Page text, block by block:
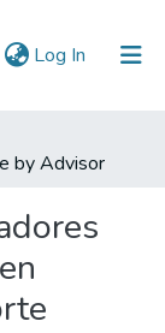
Log In (current)
by Advisor